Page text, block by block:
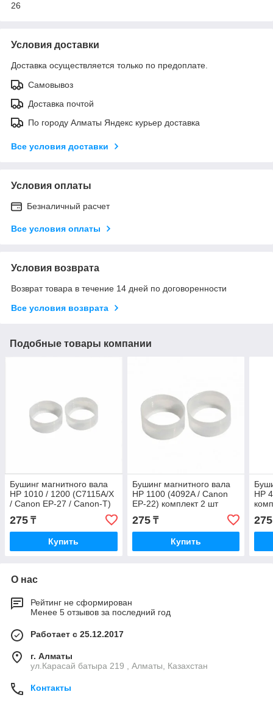
26
Условия доставки
Доставка осуществляется только по предоплате.
Самовывоз
Доставка почтой
По городу Алматы Яндекс курьер доставка
Все условия доставки
Условия оплаты
Безналичный расчет
Все условия оплаты
Условия возврата
Возврат товара в течение 14 дней по договоренности
Все условия возврата
Подобные товары компании
Бушинг магнитного вала
HP 1010 / 1200 (C7115A/X
/ Canon EP-27 / Canon-T)
комплект 2 шт
275 ₸
Купить
Бушинг магнитного вала
HP 1100 (4092A / Canon
EP-22) комплект 2 шт
275₸
Купить
HP
275
О нас
Рейтинг не сформирован
Менее 5 отзывов за последний год
Работает с 25.12.2017
г. Алматы
ул.Карасай батыра 219 , Алматы, Казахстан
Контакты